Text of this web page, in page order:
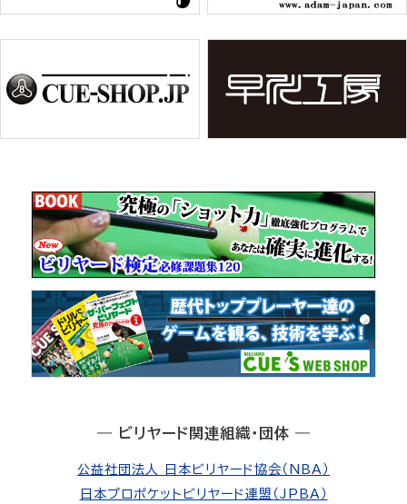
― ビリヤード関連組織・団体 ―
公益社団法人 日本ビリヤード協会（NBA）
日本プロポケットビリヤード連盟（JPBA）